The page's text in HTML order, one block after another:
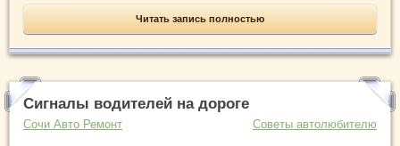
Читать запись полностью
Сигналы водителей на дороге
Сочи Авто Ремонт Советы автолюбителю